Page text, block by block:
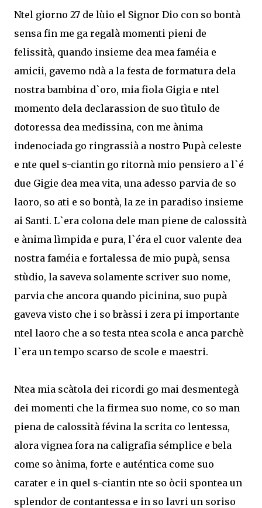
Ntel giorno 27 de lùio el Signor Dio con so bontà
sensa fin me ga regalà momenti pieni de
felissità, quando insieme dea mea faméia e
amicii, gavemo ndà a la festa de formatura dela
nostra bambina d`oro, mia fiola Gigia e ntel
momento dela declarassion de suo tìtulo de
dotoressa dea medissina, con me ànima
indenociada go ringrassià a nostro Pupà celeste
e nte quel s-ciantin go ritornà mio pensiero a l`é
due Gigie dea mea vita, una adesso parvia de so
laoro, so ati e so bontà, la ze in paradiso insieme
ai Santi. L`era colona dele man piene de calossità
e ànima lìmpida e pura, l`éra el cuor valente dea
nostra faméia e fortalessa de mio pupà, sensa
stùdio, la saveva solamente scriver suo nome,
parvia che ancora quando picinina, suo pupà
gaveva visto che i so bràssi i zera pi importante
ntel laoro che a so testa ntea scola e anca parchè
l`era un tempo scarso de scole e maestri.
Ntea mia scàtola dei ricordi go mai desmentegà
dei momenti che la firmea suo nome, co so man
piena de calossità févina la scrita co lentessa,
alora vignea fora na caligrafia sémplice e bela
come so ànima, forte e auténtica come suo
carater e in quel s-ciantin nte so òcii spontea un
splendor de contantessa e in so lavri un soriso